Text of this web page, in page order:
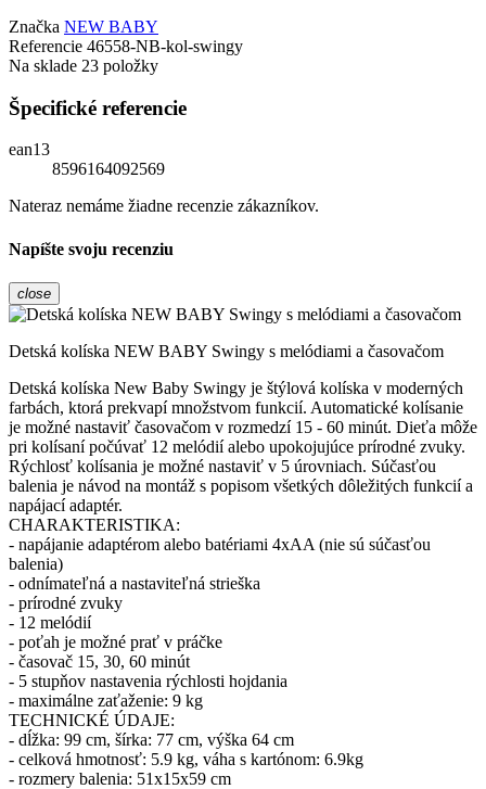
Značka NEW BABY
Referencie 46558-NB-kol-swingy
Na sklade 23 položky
Špecifické referencie
ean13
8596164092569
Nateraz nemáme žiadne recenzie zákazníkov.
Napíšte svoju recenziu
close
Detská kolíska NEW BABY Swingy s melódiami a časovačom
Detská kolíska New Baby Swingy je štýlová kolíska v moderných
farbách, ktorá prekvapí množstvom funkcií. Automatické kolísanie
je možné nastaviť časovačom v rozmedzí 15 - 60 minút. Dieťa môže
pri kolísaní počúvať 12 melódií alebo upokojujúce prírodné zvuky.
Rýchlosť kolísania je možné nastaviť v 5 úrovniach. Súčasťou
balenia je návod na montáž s popisom všetkých dôležitých funkcií a
napájací adaptér.
CHARAKTERISTIKA:
- napájanie adaptérom alebo batériami 4xAA (nie sú súčasťou
balenia)
- odnímateľná a nastaviteľná strieška
- prírodné zvuky
- 12 melódií
- poťah je možné prať v práčke
- časovač 15, 30, 60 minút
- 5 stupňov nastavenia rýchlosti hojdania
- maximálne zaťaženie: 9 kg
TECHNICKÉ ÚDAJE:
- dĺžka: 99 cm, šírka: 77 cm, výška 64 cm
- celková hmotnosť: 5.9 kg, váha s kartónom: 6.9kg
- rozmery balenia: 51x15x59 cm